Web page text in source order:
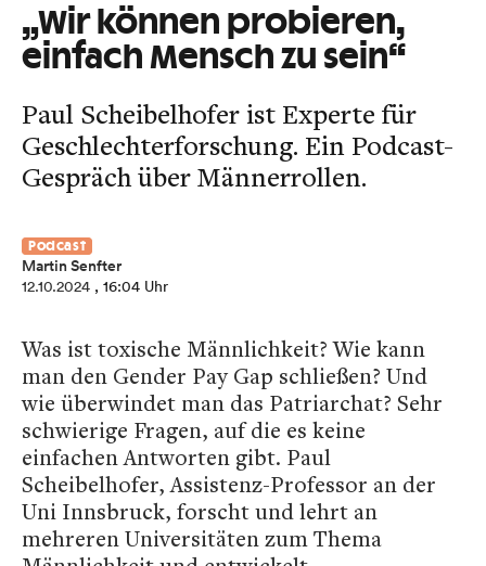
„Wir können probieren,
einfach Mensch zu sein“
Paul Scheibelhofer ist Experte für
Geschlechterforschung. Ein Podcast-
Gespräch über Männerrollen.
Podcast
Martin Senfter
12.10.2024 , 16:04 Uhr
Was ist toxische Männlichkeit? Wie kann
man den Gender Pay Gap schließen? Und
wie überwindet man das Patriarchat? Sehr
schwierige Fragen, auf die es keine
einfachen Antworten gibt. Paul
Scheibelhofer, Assistenz-Professor an der
Uni Innsbruck, forscht und lehrt an
mehreren Universitäten zum Thema